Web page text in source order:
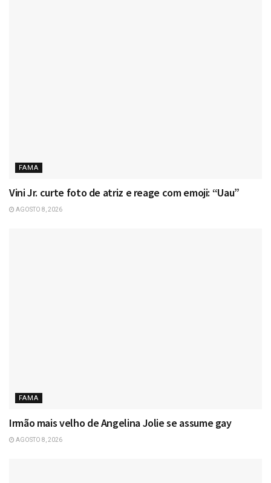
FAMA
Vini Jr. curte foto de atriz e reage com emoji: “Uau”
AGOSTO 8, 2026
FAMA
Irmão mais velho de Angelina Jolie se assume gay
AGOSTO 8, 2026